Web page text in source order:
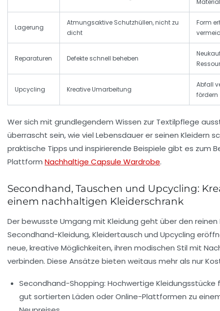
Lagerung
Atmungsaktive Schutzhüllen, nicht zu
dicht
Form
Reparaturen Defekte schnell beheben
Upcycling Kreative Umarbeitung
Abfall
fördern
Wer sich mit grundlegendem Wissen zur Textilpflege
überrascht sein, wie viel Lebensdauer er seinen Kleidern
praktische Tipps und inspirierende Beispiele gibt es zum
Plattform Nachhaltige Capsule Wardrobe.
Secondhand, Tauschen und Upcycling:
einem nachhaltigen Kleiderschrank
Der bewusste Umgang mit Kleidung geht über den reinen
Secondhand-Kleidung, Kleidertausch und Upcycling
neue, kreative Möglichkeiten, ihren modischen Stil mit
verbinden. Diese Ansätze bieten weitaus mehr als nur
Secondhand-Shopping: Hochwertige Kleidungsstücke
gut sortierten Läden oder Online-Plattformen zu